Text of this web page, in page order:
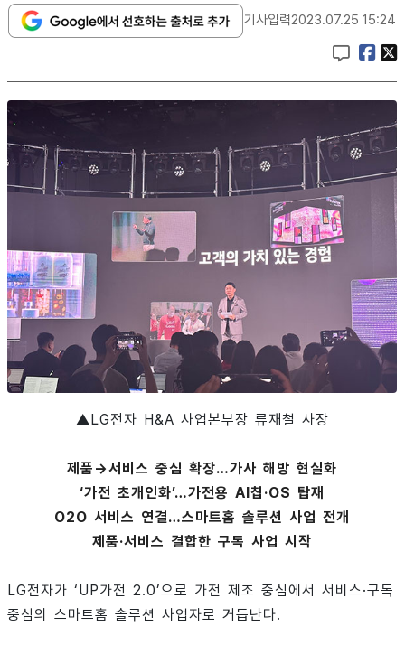
기사입력2023.07.25 15:24
▲LG전자 H&A 사업본부장 류재철 사장
제품→서비스 중심 확장…가사 해방 현실화
‘가전 초개인화’…가전용 AI칩·OS 탑재
O2O 서비스 연결…스마트홈 솔루션 사업 전개
제품·서비스 결합한 구독 사업 시작
LG전자가 ‘UP가전 2.0’으로 가전 제조 중심에서 서비스·구독
중심의 스마트홈 솔루션 사업자로 거듭난다.